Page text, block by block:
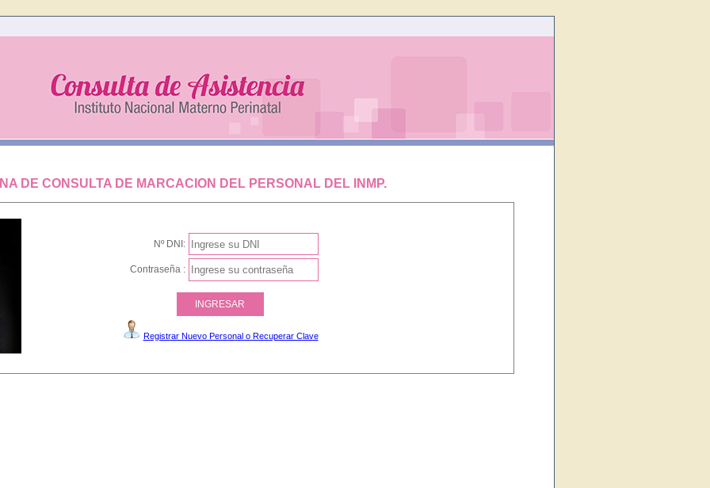
DE CONSULTA DE MARCACION DEL PERSONAL DEL INMP.
Nº DNI:
Contraseña :
Registrar Nuevo Personal o Recuperar Clave